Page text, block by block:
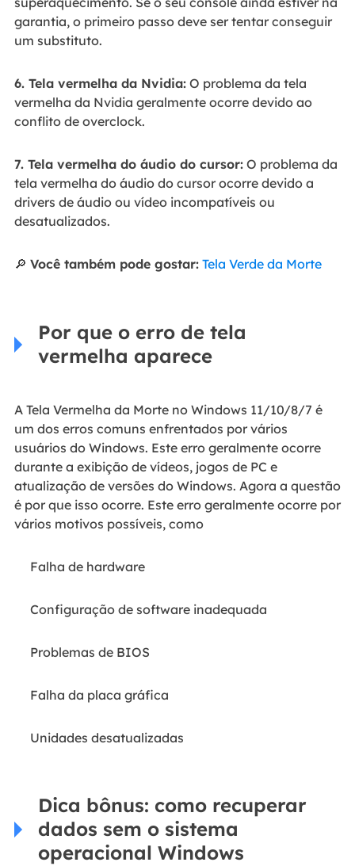
garantia, o primeiro passo deve ser tentar conseguir
um substituto.
6. Tela vermelha da Nvidia:O problema da tela
vermelha da Nvidia geralmente ocorre devido ao
conflito de overclock.
7. Tela vermelha do áudio do cursor:O problema da
tela vermelha do áudio do cursor ocorre devido a
drivers de áudio ou vídeo incompatíveis ou
desatualizados.
🔎 Você também pode gostar: Tela Verde da Morte
Por que o erro de tela
vermelha aparece
A Tela Vermelha da Morte no Windows 11/10/8/7 é
um dos erros comuns enfrentados por vários
usuários do Windows. Este erro geralmente ocorre
durante a exibição de vídeos, jogos de PC e
atualização de versões do Windows. Agora a questão
é por que isso ocorre. Este erro geralmente ocorre por
vários motivos possíveis, como
Falha de hardware
Configuração de software inadequada
Problemas de BIOS
Falha da placa gráfica
Unidades desatualizadas
Dica bônus: como recuperar
dados sem o sistema
operacional Windows